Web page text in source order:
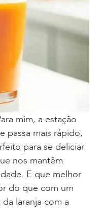
mim, a estação
passa mais rápido,
para se deliciar
nos mantêm
E que melhor
do que com um
laranja com a